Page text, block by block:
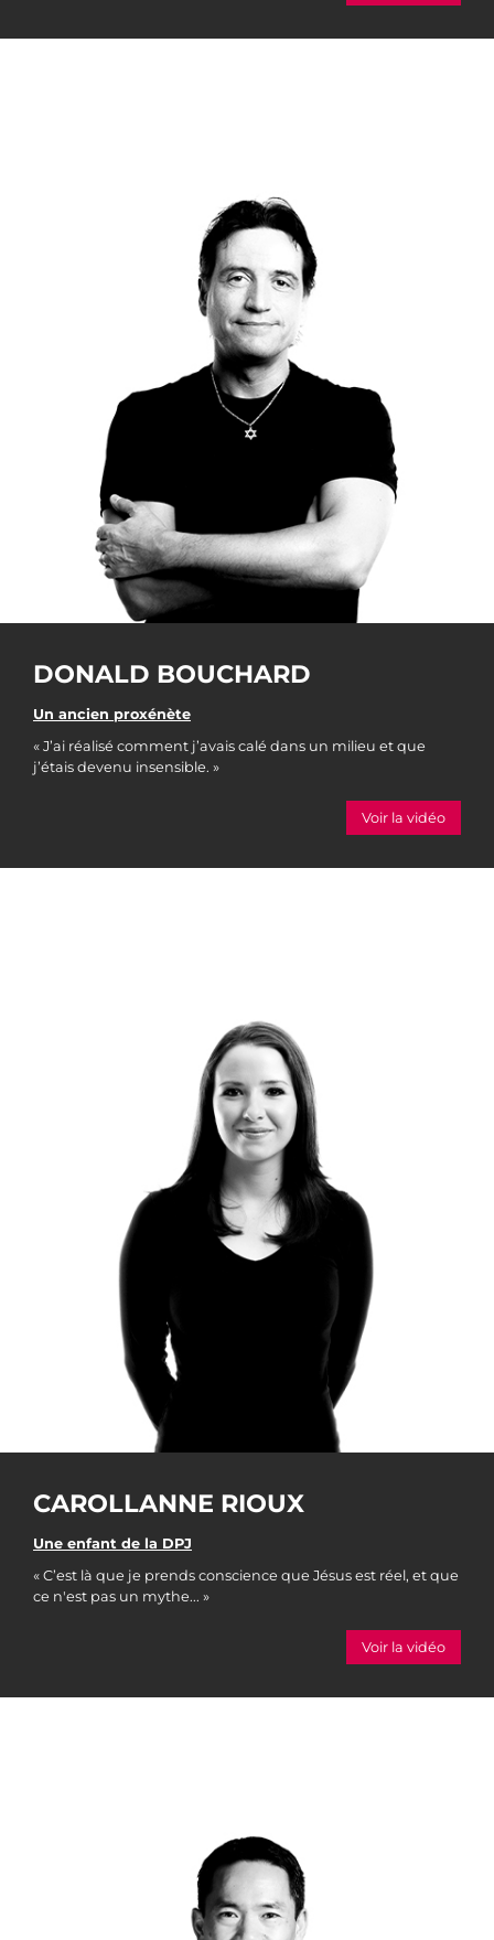
DONALD BOUCHARD
Un ancien proxénète
« J’ai réalisé comment j’avais calé dans un milieu et que
j’étais devenu insensible. »
Voir la vidéo
CAROLLANNE RIOUX
Une enfant de la DPJ
« C’est là que je prends conscience que Jésus est réel, et que
ce n'est pas un mythe... »
Voir la vidéo